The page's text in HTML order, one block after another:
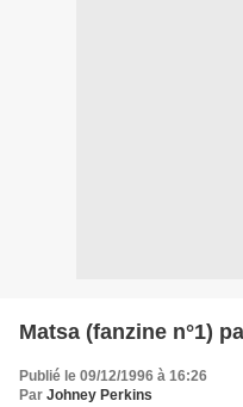
Matsa (fanzine n°1)
Publié le 09/12/1996 à 16:26
Par Johney Perkins